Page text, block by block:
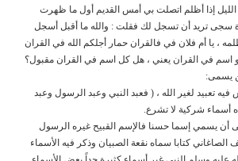
إذا أظلم اتصلت بي أمس القديم أول ما ظهرت
سجى تريد أن تسجل لك فقلت : والله ما أقبل أسجل
يا أم فلان في فالقران حمار أجلكم الله في القران
في القران يعني ، هل كل اسم في القران مقبول؟
يسمى:
تعبيد لغير الله ، ( فعبد النبي وعبد الرسول وعبد
أسماء شركية ﻻ تشرع.
أن يسمي إسما حسنا فالإسم القبيح غيره الرسول
الصاغاني كتابا سماه نقعة الصبيان وذكر فيه الأسماء